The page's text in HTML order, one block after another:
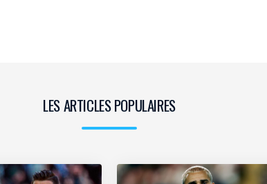
LES ARTICLES POPULAIRES